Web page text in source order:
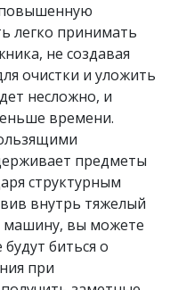
легко принимать
не создавая
очистки и уложить
несложно, и
времени.
предметы
структурным
внутрь тяжелый
машину, вы можете
биться о
при